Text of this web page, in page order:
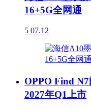
16+5G全网通
5 07.12
OPPO Find
2027年Q1上市